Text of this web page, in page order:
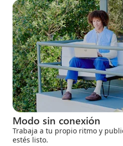
Modo sin conexión
Trabaja a tu propio ritmo y
estés listo.